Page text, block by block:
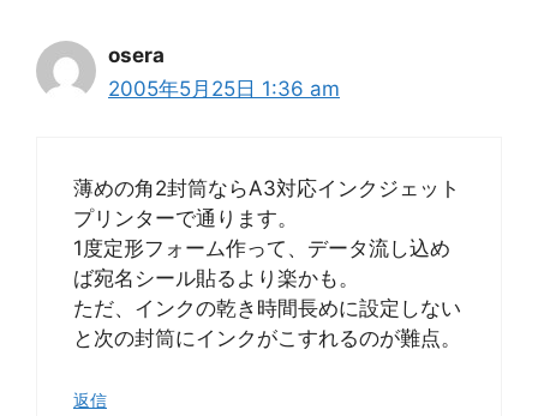
osera
2005年5月25日 1:36 am
薄めの角2封筒ならA3対応インクジェット
プリンターで通ります。
1度定形フォーム作って、データ流し込め
ば宛名シール貼るより楽かも。
ただ、インクの乾き時間長めに設定しない
と次の封筒にインクがこすれるのが難点。
返信